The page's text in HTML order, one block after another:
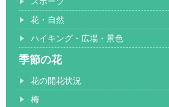
花・自然
ハイキング・広場・景色
季節の花
花の開花状況
梅